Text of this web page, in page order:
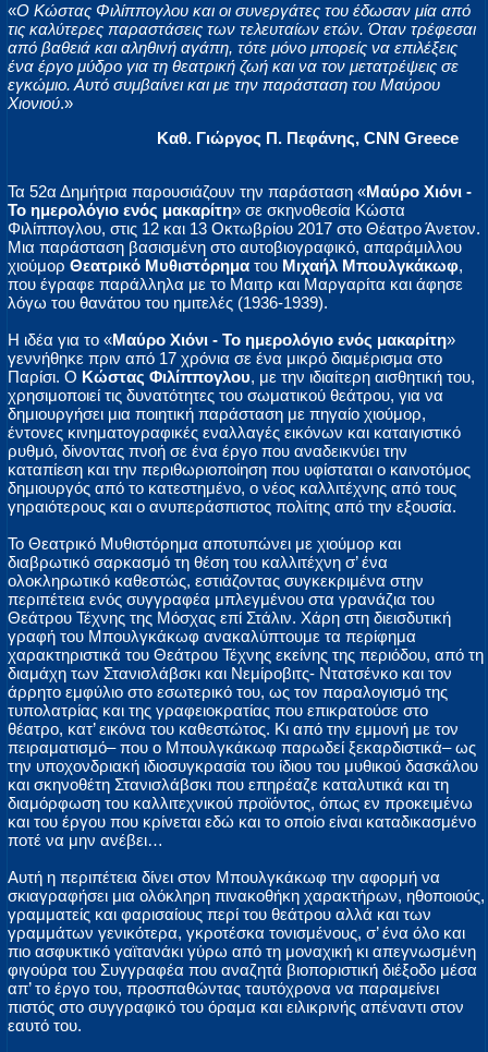
«Ο Κώστας Φιλίππογλου και οι συνεργάτες του έδωσαν μία από
τις καλύτερες παραστάσεις των τελευταίων ετών. Όταν τρέφεσαι
από βαθειά και αληθινή αγάπη, τότε μόνο μπορείς να επιλέξεις
ένα έργο μύδρο για τη θεατρική ζωή και να τον μετατρέψεις σε
εγκώμιο. Αυτό συμβαίνει και με την παράσταση του Μαύρου
Χιονιού.»
Καθ. Γιώργος Π. Πεφάνης, CNN Greece
Τα 52α Δημήτρια παρουσιάζουν την παράσταση «Μαύρο Χιόνι -
Το ημερολόγιο ενός μακαρίτη» σε σκηνοθεσία Κώστα
Φιλίππογλου, στις 12 και 13 Οκτωβρίου 2017 στο Θέατρο Άνετον.
Μια παράσταση βασισμένη στο αυτοβιογραφικό, απαράμιλλου
χιούμορ Θεατρικό Μυθιστόρημα του Μιχαήλ Μπουλγκάκωφ,
που έγραφε παράλληλα με το Μαιτρ και Μαργαρίτα και άφησε
λόγω του θανάτου του ημιτελές (1936-1939).
Η ιδέα για το «Μαύρο Χιόνι - Το ημερολόγιο ενός μακαρίτη»
γεννήθηκε πριν από 17 χρόνια σε ένα μικρό διαμέρισμα στο
Παρίσι. Ο Κώστας Φιλίππογλου, με την ιδιαίτερη αισθητική του,
χρησιμοποιεί τις δυνατότητες του σωματικού θεάτρου, για να
δημιουργήσει μια ποιητική παράσταση με πηγαίο χιούμορ,
έντονες κινηματογραφικές εναλλαγές εικόνων και καταιγιστικό
ρυθμό, δίνοντας πνοή σε ένα έργο που αναδεικνύει την
καταπίεση και την περιθωριοποίηση που υφίσταται ο καινοτόμος
δημιουργός από το κατεστημένο, ο νέος καλλιτέχνης από τους
γηραιότερους και ο ανυπεράσπιστος πολίτης από την εξουσία.
Το Θεατρικό Μυθιστόρημα αποτυπώνει με χιούμορ και
διαβρωτικό σαρκασμό τη θέση του καλλιτέχνη σ’ ένα
ολοκληρωτικό καθεστώς, εστιάζοντας συγκεκριμένα στην
περιπέτεια ενός συγγραφέα μπλεγμένου στα γρανάζια του
Θεάτρου Τέχνης της Μόσχας επί Στάλιν. Χάρη στη διεισδυτική
γραφή του Μπουλγκάκωφ ανακαλύπτουμε τα περίφημα
χαρακτηριστικά του Θεάτρου Τέχνης εκείνης της περιόδου, από τη
διαμάχη των Στανισλάβσκι και Νεμίροβιτς- Ντατσένκο και τον
άρρητο εμφύλιο στο εσωτερικό του, ως τον παραλογισμό της
τυπολατρίας και της γραφειοκρατίας που επικρατούσε στο
θέατρο, κατ’ εικόνα του καθεστώτος. Κι από την εμμονή με τον
πειραματισμό– που ο Μπουλγκάκωφ παρωδεί ξεκαρδιστικά– ως
την υποχονδριακή ιδιοσυγκρασία του ίδιου του μυθικού δασκάλου
και σκηνοθέτη Στανισλάβσκι που επηρέαζε καταλυτικά και τη
διαμόρφωση του καλλιτεχνικού προϊόντος, όπως εν προκειμένω
και του έργου που κρίνεται εδώ και το οποίο είναι καταδικασμένο
ποτέ να μην ανέβει…
Αυτή η περιπέτεια δίνει στον Μπουλγκάκωφ την αφορμή να
σκιαγραφήσει μια ολόκληρη πινακοθήκη χαρακτήρων, ηθοποιούς,
γραμματείς και φαρισαίους περί του θεάτρου αλλά και των
γραμμάτων γενικότερα, γκροτέσκα τονισμένους, σ’ ένα όλο και
πιο ασφυκτικό γαϊτανάκι γύρω από τη μοναχική κι απεγνωσμένη
φιγούρα του Συγγραφέα που αναζητά βιοποριστική διέξοδο μέσα
απ’ το έργο του, προσπαθώντας ταυτόχρονα να παραμείνει
πιστός στο συγγραφικό του όραμα και ειλικρινής απέναντι στον
εαυτό του.